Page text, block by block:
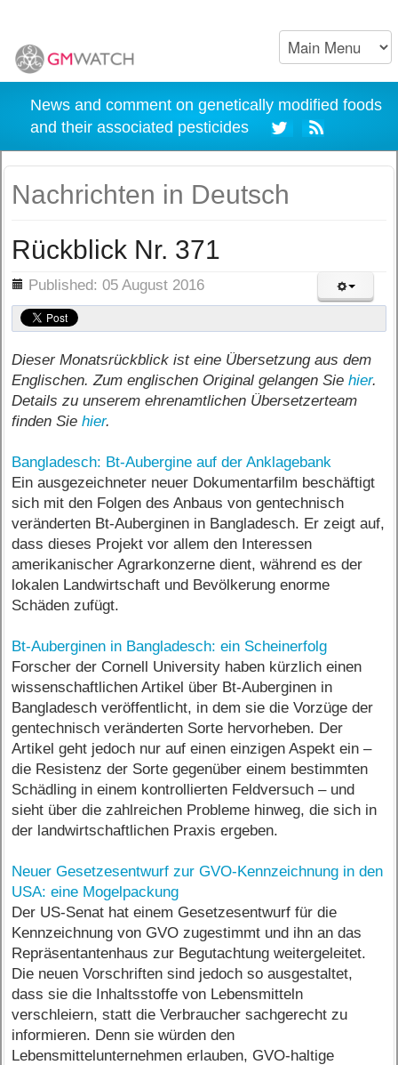
News and comment on genetically modified foods
and their associated pesticides
Nachrichten in Deutsch
Rückblick Nr. 371
Published: 05 August 2016
Dieser Monatsrückblick ist eine Übersetzung aus dem
Englischen. Zum englischen Original gelangen Siehier.
Details zu unserem ehrenamtlichen Übersetzerteam
finden Siehier.
Bangladesch: Bt-Aubergine auf der Anklagebank
Ein ausgezeichneter neuer Dokumentarfilm beschäftigt
sich mit den Folgen des Anbaus von gentechnisch
veränderten Bt-Auberginen in Bangladesch. Er zeigt auf,
dass dieses Projekt vor allem den Interessen
amerikanischer Agrarkonzerne dient, während es der
lokalen Landwirtschaft und Bevölkerung enorme
Schäden zufügt.
Bt-Auberginen in Bangladesch: ein Scheinerfolg
Forscher der Cornell University haben kürzlich einen
wissenschaftlichen Artikel über Bt-Auberginen in
Bangladesch veröffentlicht, in dem sie die Vorzüge der
gentechnisch veränderten Sorte hervorheben. Der
Artikel geht jedoch nur auf einen einzigen Aspekt ein –
die Resistenz der Sorte gegenüber einem bestimmten
Schädling in einem kontrollierten Feldversuch – und
sieht über die zahlreichen Probleme hinweg, die sich in
der landwirtschaftlichen Praxis ergeben.
Neuer Gesetzesentwurf zur GVO-Kennzeichnung in den
USA: eine Mogelpackung
Der US-Senat hat einem Gesetzesentwurf für die
Kennzeichnung von GVO zugestimmt und ihn an das
Repräsentantenhaus zur Begutachtung weitergeleitet.
Die neuen Vorschriften sind jedoch so ausgestaltet,
dass sie die Inhaltsstoffe von Lebensmitteln
verschleiern, statt die Verbraucher sachgerecht zu
informieren. Denn sie würden den
Lebensmittelunternehmen erlauben, GVO-haltige